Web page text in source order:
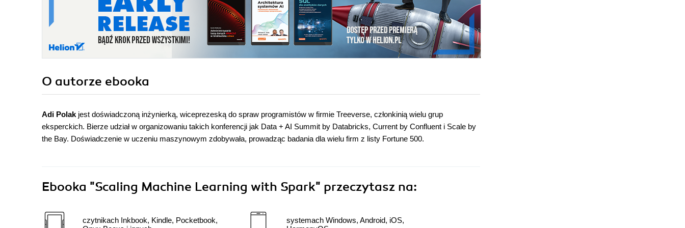
O autorze ebooka
Adi Polak jest doświadczoną inżynierką, wiceprezeską do spraw programistów w firmie Treeverse, członkinią wielu grup
eksperckich. Bierze udział w organizowaniu takich konferencji jak Data + AI Summit by Databricks, Current by Confluent i Scale by
the Bay. Doświadczenie w uczeniu maszynowym zdobywała, prowadząc badania dla wielu firm z listy Fortune 500.
Ebooka "Scaling Machine Learning with Spark" przeczytasz na:
czytnikach Inkbook, Kindle, Pocketbook,
systemach Windows, Android, iOS,